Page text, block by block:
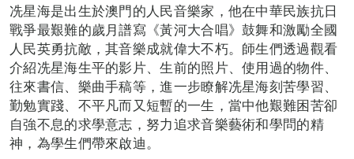
冼星海是出生於澳門的人民音樂家，他在中華民族抗日
戰爭最艱難的歲月譜寫《黃河大合唱》鼓舞和激勵全國
人民英勇抗敵，其音樂成就偉大不朽。師生們透過觀看
介紹冼星海生平的影片、生前的照片、使用過的物件、
往來書信、樂曲手稿等，進一步瞭解冼星海刻苦學習、
勤勉實踐、不平凡而又短暫的一生，當中他艱難困苦卻
自強不息的求學意志，努力追求音樂藝術和學問的精
神，為學生們帶來啟迪。